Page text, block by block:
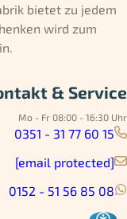
bietet zu jedem
wird zum
& Service
Mo - Fr 08:00 - 16:30 Uhr
0351 - 31 77 60 15
[email protected]
0152 - 51 56 85 08